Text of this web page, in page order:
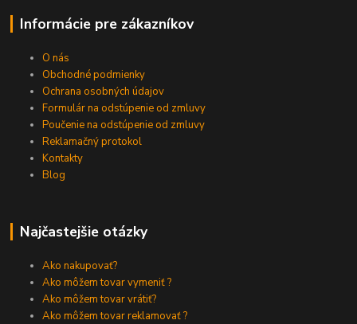
Informácie pre zákazníkov
O nás
Obchodné podmienky
Ochrana osobných údajov
Formulár na odstúpenie od zmluvy
Poučenie na odstúpenie od zmluvy
Reklamačný protokol
Kontakty
Blog
Najčastejšie otázky
Ako nakupovať?
Ako môžem tovar vymeniť ?
Ako môžem tovar vrátiť?
Ako môžem tovar reklamovať ?